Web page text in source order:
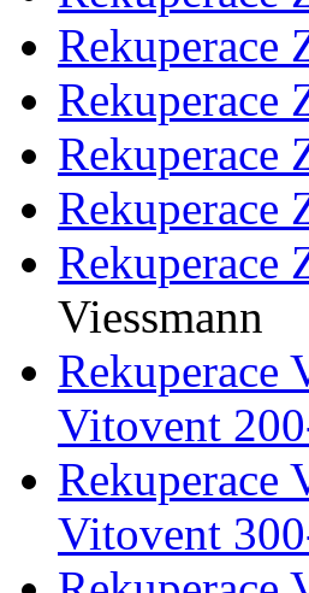
Rekuperace
Rekuperace
Rekuperace
Rekuperace
Rekuperace
Viessmann
Rekuperace
Vitovent
Rekuperace
Vitovent